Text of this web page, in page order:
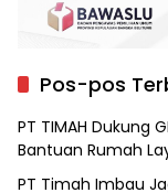
Pos-pos
PT TIMAH Dukung
Bantuan Rumah
PT Timah Imbau